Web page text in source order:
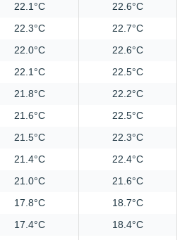
22.1°C
22.6°C
22.3°C
22.7°C
22.0°C
22.6°C
22.1°C
22.5°C
21.8°C
22.2°C
21.6°C
22.5°C
21.5°C
22.3°C
21.4°C
22.4°C
21.0°C
21.6°C
17.8°C
18.7°C
17.4°C
18.4°C